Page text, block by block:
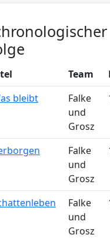
Team
bleibt
Falke
und
Grosz
Falke
und
Grosz
Falke
und
Grosz